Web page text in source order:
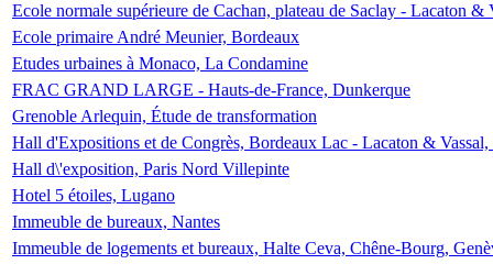
Ecole normale supérieure de Cachan, plateau de Saclay - Lacaton &
Ecole primaire André Meunier, Bordeaux
Etudes urbaines à Monaco, La Condamine
FRAC GRAND LARGE - Hauts-de-France, Dunkerque
Grenoble Arlequin, Étude de transformation
Hall d'Expositions et de Congrès, Bordeaux Lac - Lacaton &
Hall d\'exposition, Paris Nord Villepinte
Hotel 5 étoiles, Lugano
Immeuble de bureaux, Nantes
Immeuble de logements et bureaux, Halte Ceva, Chêne-Bourg,